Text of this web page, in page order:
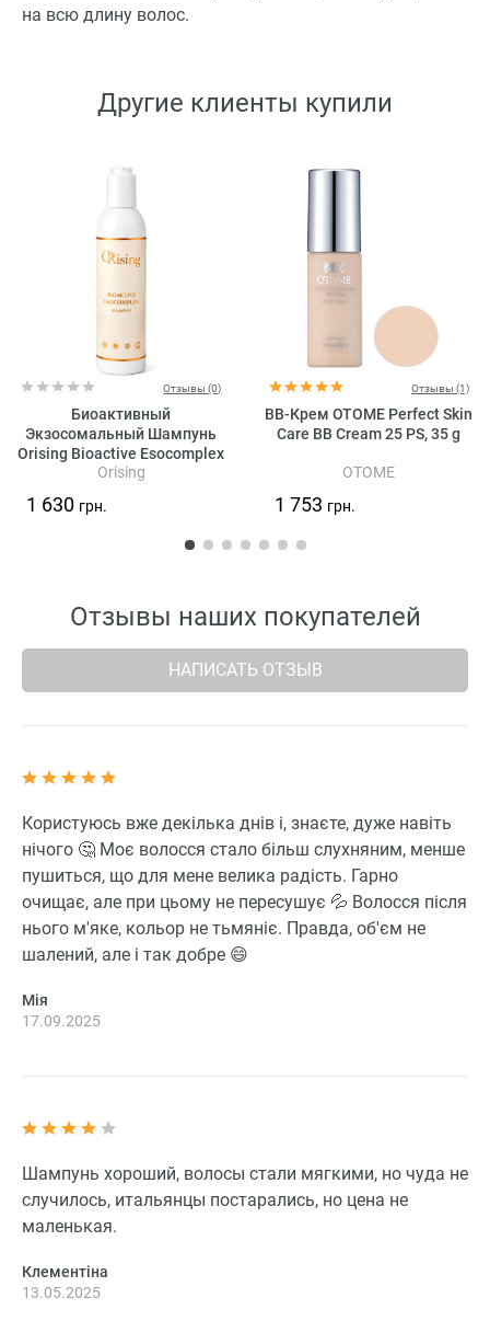
на всю длину волос.
Другие клиенты купили
Отзывы (0)
Биоактивный
Экзосомальный Шампунь
Orising Bioactive Esocomplex
Shampoo
Orising
1 630 грн.
Отзывы (1)
BB-Крем OTOME Perfect Skin
Care BB Cream 25 PS, 35 g
OTOME
1 753 грн.
Отзывы наших покупателей
НАПИСАТЬ ОТЗЫВ
Користуюсь вже декілька днів і, знаєте, дуже навіть
нічого 🤔 Моє волосся стало більш слухняним, менше
пушиться, що для мене велика радість. Гарно
очищає, але при цьому не пересушує 💦 Волосся після
нього м'яке, кольор не тьмяніє. Правда, об'єм не
шалений, але і так добре 😄
Мія
17.09.2025
Шампунь хороший, волосы стали мягкими, но чуда не
случилось, итальянцы постарались, но цена не
маленькая.
Клементіна
13.05.2025